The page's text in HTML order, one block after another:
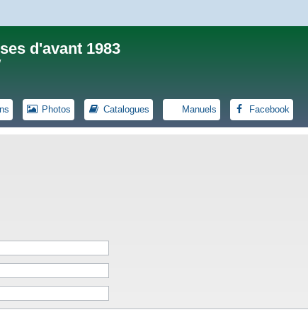
d'avant 1983
Photos Catalogues Manuels Facebook